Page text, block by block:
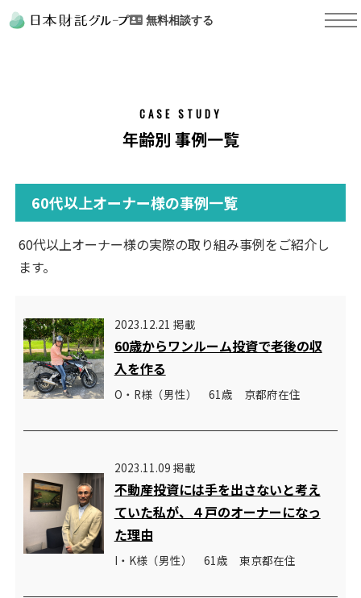
無料相談する
CASE STUDY
年齢別 事例一覧
60代以上オーナー様の事例一覧
60代以上オーナー様の実際の取り組み事例をご紹介し
ます。
2023.12.21 掲載
60歳からワンルーム投資で老後の収
入を作る
O・R様（男性） 61歳 京都府在住
2023.11.09 掲載
不動産投資には手を出さないと考え
ていた私が、４戸のオーナーになっ
た理由
I・K様（男性） 61歳 東京都在住